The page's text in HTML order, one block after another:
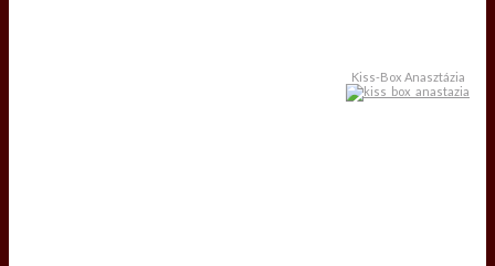
Kiss-Box Anasztázia